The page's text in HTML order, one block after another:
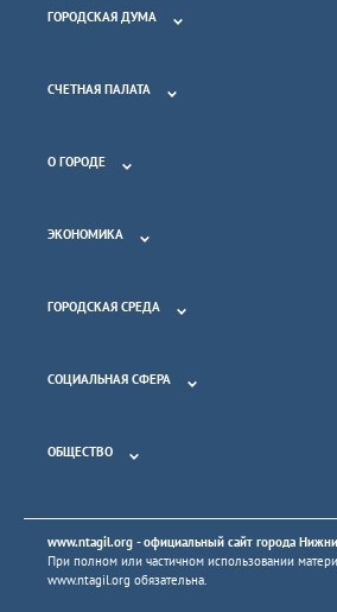
ГОРОДСКАЯ ДУМА
СЧЕТНАЯ ПАЛАТА
О ГОРОДЕ
ЭКОНОМИКА
ГОРОДСКАЯ СРЕДА
СОЦИАЛЬНАЯ СФЕРА
ОБЩЕСТВО
www.ntagil.org - официальный сайт города
При полном или частичном использовании
www.ntagil.org обязательна.